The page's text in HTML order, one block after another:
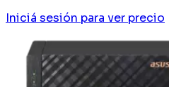
Iniciá sesión para ver precio